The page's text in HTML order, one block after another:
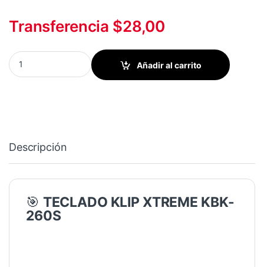
Transferencia $28,00
TECLADO KLIP XTREME KBK-260S ERGONOMICO USB BLACK
Añadir al carrito
Descripción
🎯 TECLADO KLIP XTREME KBK-
260S